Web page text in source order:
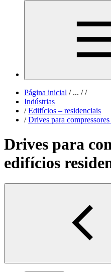
Página inicial /... / /
Indústrias
/ Edifícios – residenciais
/ Drives para
Drives para
edifícios